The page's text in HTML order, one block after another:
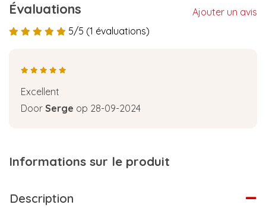
Évaluations
Ajouter un avis
5/5 (1 évaluations)
Excellent
Door Serge op 28-09-2024
Informations sur le produit
Description